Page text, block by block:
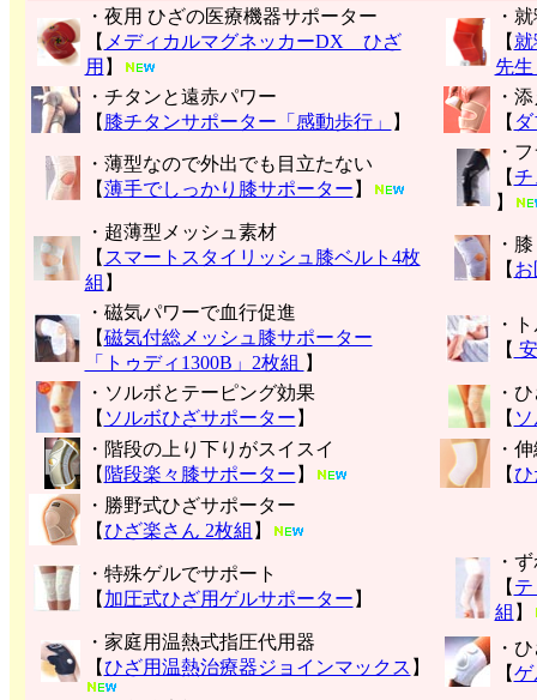
・夜用 ひざの医療機器サポーター
【 メディカルマグネッカーDX ひざ
用 】
・
【
先生
・チタンと遠赤パワー
【 膝チタンサポーター「感動歩行」 】
・
【
・薄型なので外出でも目立たない
【薄手でしっかり膝サポーター 】
・
【チ
】
・超薄型メッシュ素材
【 スマートスタイリッシュ膝ベルト4枚
組 】
・
【
・磁気パワーで血行促進
【磁気付総メッシュ膝サポーター
「トゥディ1300B」2枚組 】
・
【
・ソルボとテーピング効果
【 ソルボひざサポーター 】
・
【
・階段の上り下りがスイスイ
【 階段楽々膝サポーター 】
・
【ひ
・勝野式ひざサポーター
【ひざ楽さん 2枚組 】
・特殊ゲルでサポート
【 加圧式ひざ用ゲルサポーター 】
・
【
組 】
・家庭用温熱式指圧代用器
【ひざ用温熱治療器ジョインマックス 】
・
【ゲ